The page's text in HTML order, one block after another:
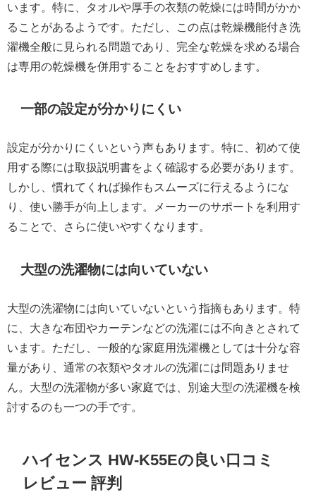
います。特に、タオルや厚手の衣類の乾燥には時間がかか
ることがあるようです。ただし、この点は乾燥機能付き洗
濯機全般に見られる問題であり、完全な乾燥を求める場合
は専用の乾燥機を併用することをおすすめします。
一部の設定が分かりにくい
設定が分かりにくいという声もあります。特に、初めて使
用する際には取扱説明書をよく確認する必要があります。
しかし、慣れてくれば操作もスムーズに行えるようにな
り、使い勝手が向上します。メーカーのサポートを利用す
ることで、さらに使いやすくなります。
大型の洗濯物には向いていない
大型の洗濯物には向いていないという指摘もあります。特
に、大きな布団やカーテンなどの洗濯には不向きとされて
います。ただし、一般的な家庭用洗濯機としては十分な容
量があり、通常の衣類やタオルの洗濯には問題ありませ
ん。大型の洗濯物が多い家庭では、別途大型の洗濯機を検
討するのも一つの手です。
ハイセンス HW-K55Eの良い口コミ
レビュー 評判